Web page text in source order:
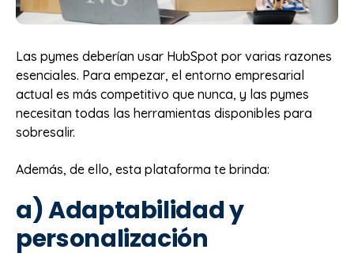
Las pymes deberían usar HubSpot por varias razones
esenciales. Para empezar, el entorno empresarial
actual es más competitivo que nunca, y las pymes
necesitan todas las herramientas disponibles para
sobresalir.
Además, de ello, esta plataforma te brinda:
a) Adaptabilidad y
personalización